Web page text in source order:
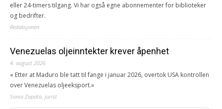
eller 24-timers tilgang. Vi har også egne abonnementer for biblioteker
og bedrifter.
Redaksjonen
Venezuelas oljeinntekter krever åpenhet
4. august 2026
« Etter at Maduro ble tatt til fange i januar 2026, overtok USA kontrollen
over Venezuelas oljeeksport.»
Sonia Zapata, jurist